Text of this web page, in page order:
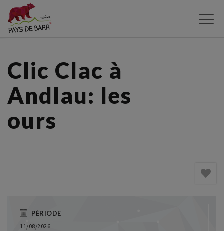
Clic Clac à
Andlau: les
ours
PÉRIODE
11/08/2026